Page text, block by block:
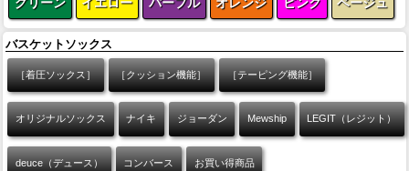
グリーン イエロー パープル オレンジ ピンク ベージュ
バスケットソックス
［着圧ソックス］ ［クッション機能］ ［テーピング機能］
オリジナルソックス ナイキ ジョーダン Mewship LEGIT（レジット）
deuce（デュース） コンバース お買い得商品